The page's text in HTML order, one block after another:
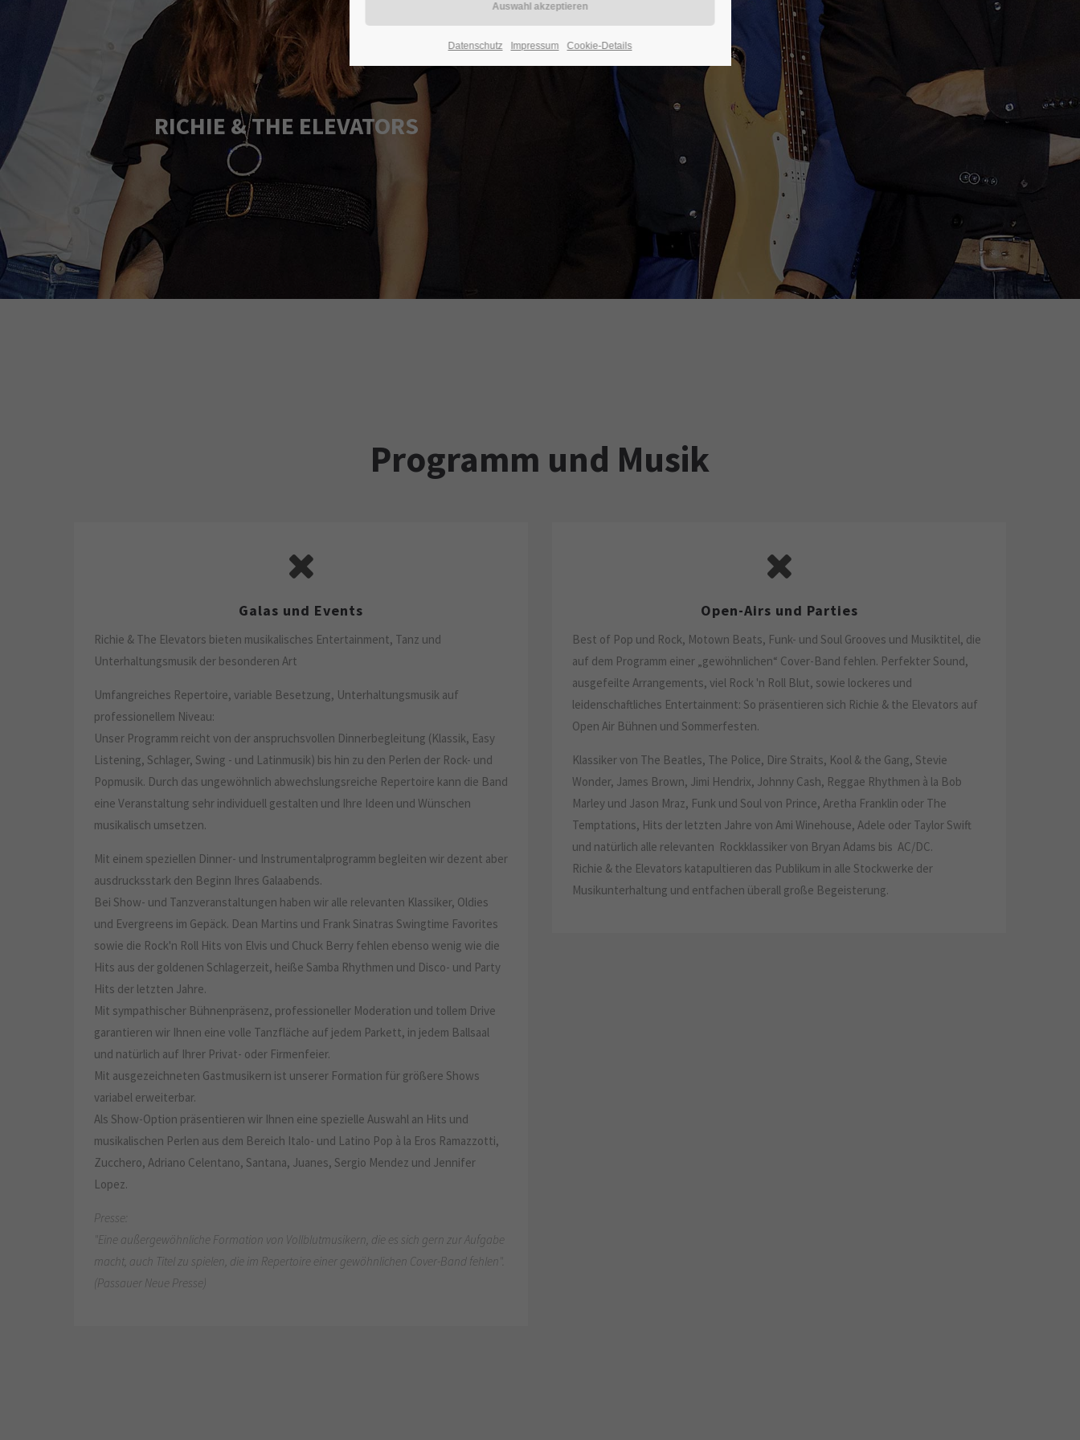
RICHIE & THE ELEVATORS
Programm und Musik
Galas und Events
Richie & The Elevators bieten musikalisches Entertainment, Tanz und
Unterhaltungsmusik der besonderen Art
Umfangreiches Repertoire, variable Besetzung, Unterhaltungsmusik auf
professionellem Niveau:
Unser Programm reicht von der anspruchsvollen Dinnerbegleitung (Klassik, Easy
Listening, Schlager, Swing - und Latinmusik) bis hin zu den Perlen der Rock- und
Popmusik. Durch das ungewöhnlich abwechslungsreiche Repertoire kann die Band
eine Veranstaltung sehr individuell gestalten und Ihre Ideen und Wünschen
musikalisch umsetzen.
Mit einem speziellen Dinner- und Instrumentalprogramm begleiten wir dezent aber
ausdrucksstark den Beginn Ihres Galaabends.
Bei Show- und Tanzveranstaltungen haben wir alle relevanten Klassiker, Oldies
und Evergreens im Gepäck. Dean Martins und Frank Sinatras Swingtime Favorites
sowie die Rock'n Roll Hits von Elvis und Chuck Berry fehlen ebenso wenig wie die
Hits aus der goldenen Schlagerzeit, heiße Samba Rhythmen und Disco- und Party
Hits der letzten Jahre.
Mit sympathischer Bühnenpräsenz, professioneller Moderation und tollem Drive
garantieren wir Ihnen eine volle Tanzfläche auf jedem Parkett, in jedem Ballsaal
und natürlich auf Ihrer Privat- oder Firmenfeier.
Mit ausgezeichneten Gastmusikern ist unserer Formation für größere Shows
variabel erweiterbar.
Als Show-Option präsentieren wir Ihnen eine spezielle Auswahl an Hits und
musikalischen Perlen aus dem Bereich Italo- und Latino Pop à la Eros Ramazzotti,
Zucchero, Adriano Celentano, Santana, Juanes, Sergio Mendez und Jennifer
Lopez.
Presse:
"Eine außergewöhnliche Formation von Vollblutmusikern, die es sich gern zur Aufgabe
macht, auch Titel zu spielen, die im Repertoire einer gewöhnlichen Cover-Band fehlen".
(Passauer Neue Presse)
Open-Airs und Parties
Best of Pop und Rock, Motown Beats, Funk- und Soul Grooves und Musiktitel, die
auf dem Programm einer „gewöhnlichen“ Cover-Band fehlen. Perfekter Sound,
ausgefeilte Arrangements, viel Rock 'n Roll Blut, sowie lockeres und
leidenschaftliches Entertainment: So präsentieren sich Richie & the Elevators auf
Open Air Bühnen und Sommerfesten.
Klassiker von The Beatles, The Police, Dire Straits, Kool & the Gang, Stevie
Wonder, James Brown, Jimi Hendrix, Johnny Cash, Reggae Rhythmen à la Bob
Marley und Jason Mraz, Funk und Soul von Prince, Aretha Franklin oder The
Temptations, Hits der letzten Jahre von Ami Winehouse, Adele oder Taylor Swift
und natürlich alle relevanten Rockklassiker von Bryan Adams bis AC/DC.
Richie & the Elevators katapultieren das Publikum in alle Stockwerke der
Musikunterhaltung und entfachen überall große Begeisterung.
Datenschutz Impressum Cookie-Details